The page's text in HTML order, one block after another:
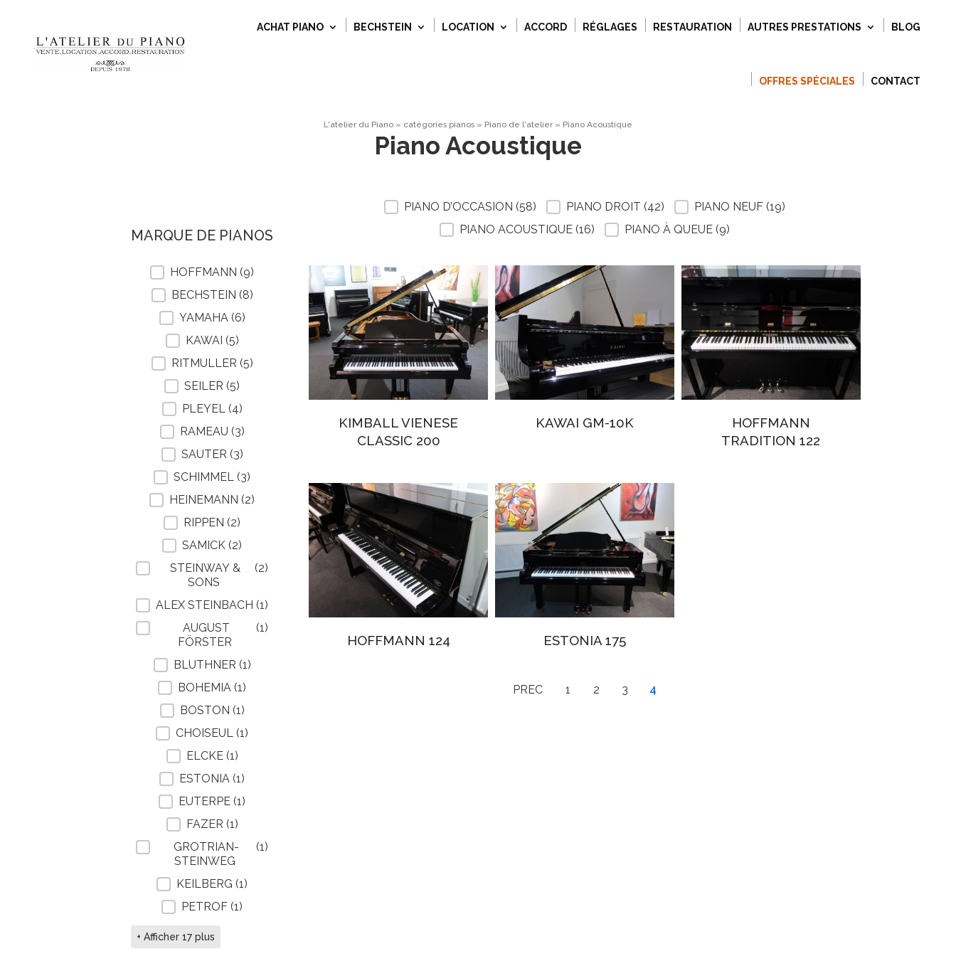
ACHAT PIANO BECHSTEIN LOCATION ACCORD RÉGLAGES RESTAURATION AUTRES PRESTATIONS BLOG
OFFRES SPÉCIALES CONTACT
L'atelier du Piano » catégories pianos » Piano de l'atelier » Piano Acoustique
Piano Acoustique
MARQUE DE PIANOS
MARQUE DE PIANOS
HOFFMANN(9)
BECHSTEIN (8)
YAMAHA (6)
KAWAI (5)
RITMULLER (5)
SEILER(5)
PLEYEL (4)
RAMEAU (3)
SAUTER (3)
SCHIMMEL(3)
HEINEMANN(2)
RIPPEN(2)
SAMICK(2)
STEINWAY &
SONS
(2)
ALEX STEINBACH(1)
AUGUST
FÖRSTER
(1)
BLUTHNER (1)
BOHEMIA(1)
BOSTON (1)
CHOISEUL(1)
ELCKE (1)
ESTONIA(1)
EUTERPE(1)
FAZER (1)
GROTRIAN-
STEINWEG
(1)
KEILBERG(1)
PETROF(1)
+ Afficher 17 plus
FILTRE SELECTION PIANO
PIANO D’OCCASION (58) PIANO DROIT (42) PIANO NEUF (19)
PIANO ACOUSTIQUE (16) PIANO À QUEUE (9)
KIMBALL VIENESE
CLASSIC 200
KAWAI GM-10K
HOFFMANN
TRADITION 122
HOFFMANN 124 ESTONIA 175
PREC 1 2 3 4